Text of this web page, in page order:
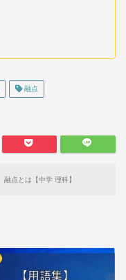
融点
融点とは【中学 理科】